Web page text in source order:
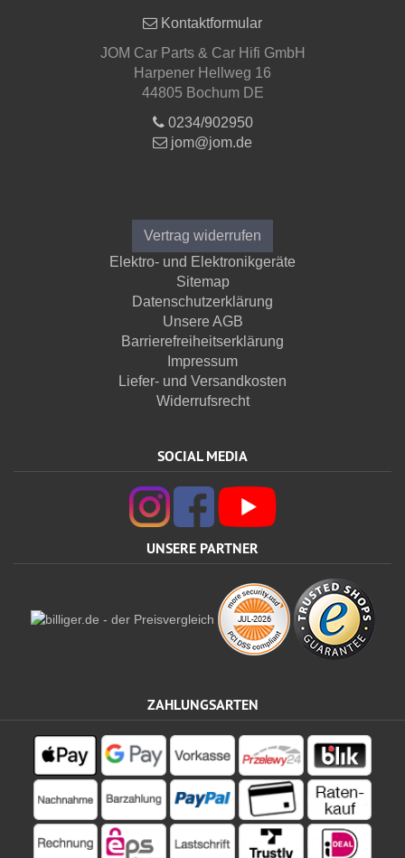
Kontaktformular
JOM Car Parts & Car Hifi GmbH
Harpener Hellweg 16
44805 Bochum DE
0234/902950
jom@jom.de
Vertrag widerrufen
Elektro- und Elektronikgeräte
Sitemap
Datenschutzerklärung
Unsere AGB
Barrierefreiheitserklärung
Impressum
Liefer- und Versandkosten
Widerrufsrecht
SOCIAL MEDIA
UNSERE PARTNER
ZAHLUNGSARTEN